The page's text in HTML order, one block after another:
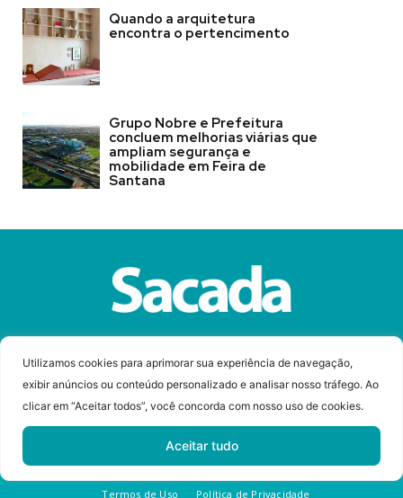
Utilizamos cookies para aprimorar sua experiência de navegação,
exibir anúncios ou conteúdo personalizado e analisar nosso tráfego. Ao
clicar em “Aceitar todos”, você concorda com nosso uso de cookies.
Aceitar tudo
Quando a arquitetura
encontra o pertencimento
Grupo Nobre e Prefeitura
concluem melhorias viárias que
ampliam segurança e
mobilidade em Feira de
Santana
Desenvolvido por
Termos de Uso Política de Privacidade